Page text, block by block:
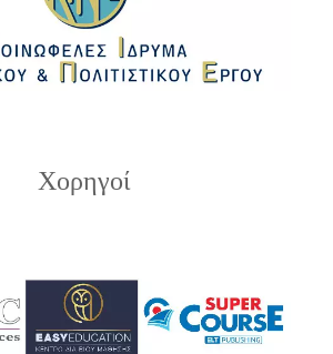
Χορηγοί